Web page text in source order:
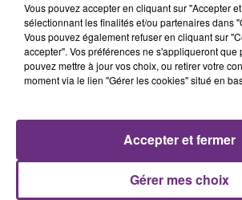
GIMS
Est-Ce Que Tu M'aimes ?
Vous pouvez accepter en cliquant sur "Accepter
sélectionnant les finalités et/ou partenaires dans
Vous pouvez également refuser en cliquant sur
accepter". Vos préférences ne s'appliqueront que
pouvez mettre à jour vos choix, ou retirer votre
moment via le lien "Gérer les cookies" situé en
Gérer mes choix
Accepter et fermer